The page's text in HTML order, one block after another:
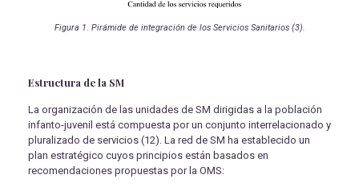
Figura 1. Pirámide de integración de los Servicios Sanitarios (3).
Estructura de la SM
La organización de las unidades de SM dirigidas a la población
infanto-juvenil está compuesta por un conjunto interrelacionado y
pluralizado de servicios (12). La red de SM ha establecido un
plan estratégico cuyos principios están basados en
recomendaciones propuestas por la OMS: